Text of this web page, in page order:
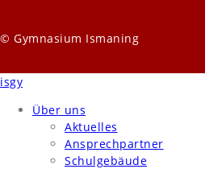
© Gymnasium Ismaning
isgy
Über uns
Aktuelles
Ansprechpartner
Schulgebäude